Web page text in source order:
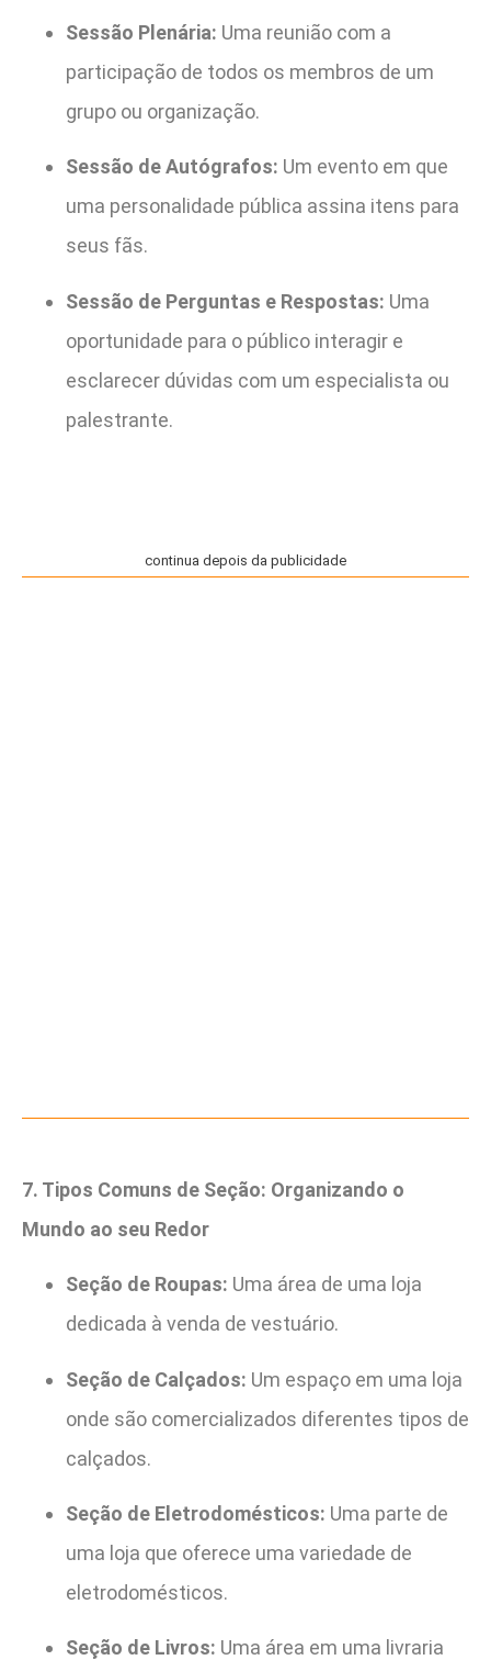
Sessão Plenária: Uma reunião com a
participação de todos os membros de um
grupo ou organização.
Sessão de Autógrafos: Um evento em que
uma personalidade pública assina itens para
seus fãs.
Sessão de Perguntas e Respostas: Uma
oportunidade para o público interagir e
esclarecer dúvidas com um especialista ou
palestrante.
continua depois da publicidade
7. Tipos Comuns de Seção: Organizando o
Mundo ao seu Redor
Seção de Roupas: Uma área de uma loja
dedicada à venda de vestuário.
Seção de Calçados: Um espaço em uma loja
onde são comercializados diferentes tipos de
calçados.
Seção de Eletrodomésticos: Uma parte de
uma loja que oferece uma variedade de
eletrodomésticos.
Seção de Livros: Uma área em uma livraria